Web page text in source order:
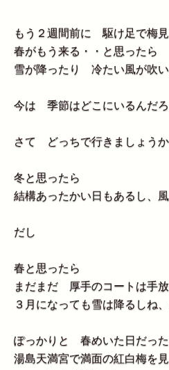
もう２週間前に 駆け足で梅
春がもう来る・・と思ったら
雪が降ったり 冷たい風が吹い
今は 季節はどこにいるんだろ
さて どっちで行きましょうか
冬と思ったら
結構あったかい日もあるし、
だし
春と思ったら
まだまだ 厚手のコートは手
３月になっても雪は降るしね、
ぽっかりと 春めいた日だっ
湯島天満宮で満面の紅白梅を